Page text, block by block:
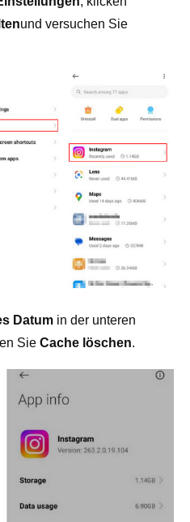
und versuchen Sie
Datum in der unteren
Sie Cache löschen.